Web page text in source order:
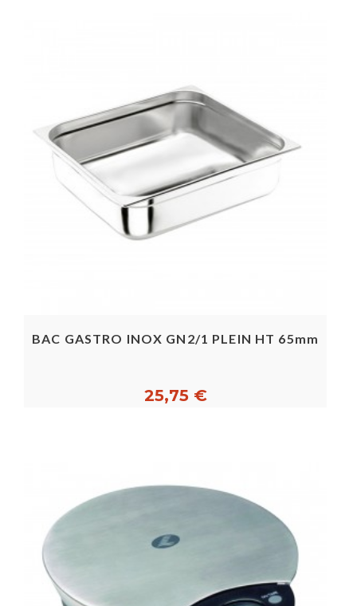
BAC GASTRO INOX GN2/1 PLEIN HT 65mm
25,75 €